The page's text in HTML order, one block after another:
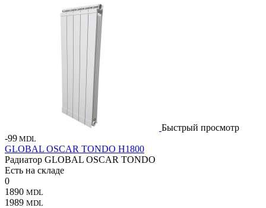
Быстрый просмотр
-99 MDL
GLOBAL OSCAR TONDO H1800
Радиатор GLOBAL OSCAR TONDO
Есть на складе
0
1890 MDL
1989 MDL